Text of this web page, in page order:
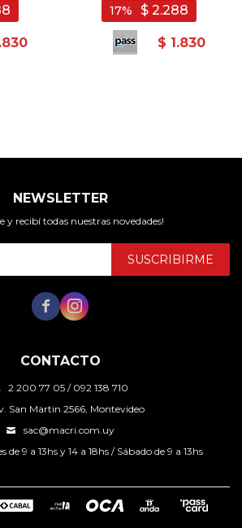
$ 2.288
17
$ 1.830
CONTACTO
2 200 77 05 / 092 138 710
San Martin 2566, Montevideo
sac@macri.com.uy
de 9 a 13hs y 14 a 18hs / Sábado de 9 a 13hs
NEWSLETTER
y recibí todas nuestras novedades!
SUSCRIBIRME
 